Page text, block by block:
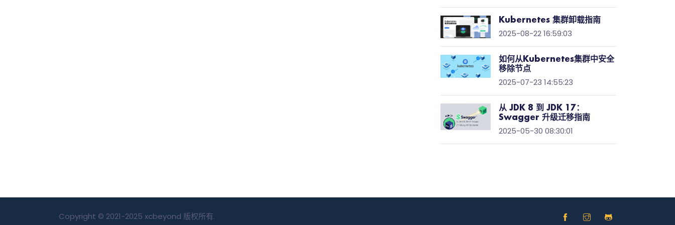
Kubernetes 集群卸载指南
2025-08-22 16:59:03
如何从Kubernetes集群中安全
移除节点
2025-07-23 14:55:23
从 JDK 8 到 JDK 17：
Swagger 升级迁移指南
2025-05-30 08:30:01
Copyright © 2021-2025 xcbeyond 版权所有.